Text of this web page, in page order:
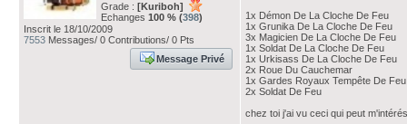
Grade : [Kuriboh]
Echanges 100 % (398)
Inscrit le 18/10/2009
7553 Messages/ 0 Contributions/ 0 Pts
Message Privé
1x Démon De La Cloche De Feu
1x Grunika De La Cloche De Feu
3x Magicien De La Cloche De Feu
1x Soldat De La Cloche De Feu
1x Urkisass De La Cloche De Feu
2x Roue Du Cauchemar
1x Gardes Royaux Tempête De
2x Soldat De Feu
chez toi j'ai vu ceci qui peut